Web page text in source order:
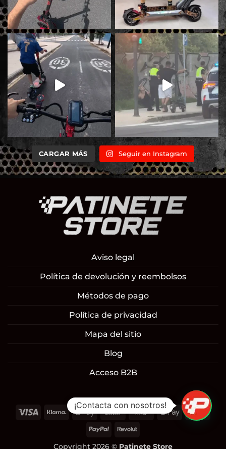
CARGAR MÁS Seguir en Instagram
Aviso legal
Política de devolución y reembolsos
Métodos de pago
Política de privacidad
Mapa del sitio
Blog
Acceso B2B
Visa Klarna
Apple
Cash
Delivery
Cash
Google
Pay
PayPal Revolut
Copyright 2026 © Patinete Store
¡Contacta con nosotros!
1